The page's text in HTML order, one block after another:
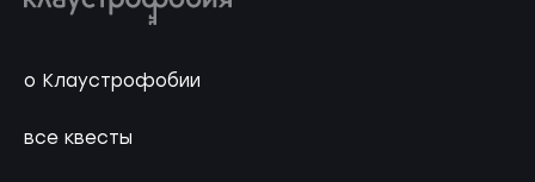
о Клаустрофобии
все квесты